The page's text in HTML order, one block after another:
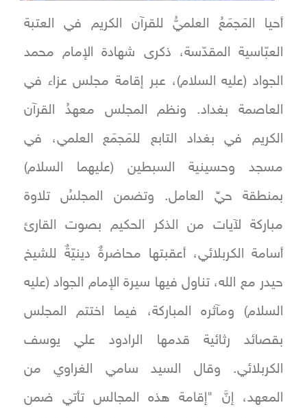
أحيا المَجمَعُ العلميُّ للقرآن الكريم في العتبة
العبّاسية المقدّسة، ذكرى شهادة الإمام محمد
الجواد (عليه السلام)، عبر إقامة مجلس عزاء في
العاصمة بغداد. ونظم المجلس معهدُ القرآن
الكريم في بغداد التابع للمَجمَع العلمي، في
مسجد وحسينية السبطين (عليهما السلام)
بمنطقة حيِّ العامل. وتضمن المجلسُ تلاوة
مباركة لآيات من الذكر الحكيم بصوت القارئ
أسامة الكربلائي، أعقبتها محاضرةٌ دينيّةٌ للشيخ
حيدر مع الله، تناول فيها سيرة الإمام الجواد (عليه
السلام) ومآثره المباركة، فيما اختتم المجلس
بقصائد رثائية قدمها الرادود علي يوسف
الكربلائي. وقال السيد سامي الغراوي من
المعهد، إنَّ "إقامة هذه المجالس تأتي ضمن